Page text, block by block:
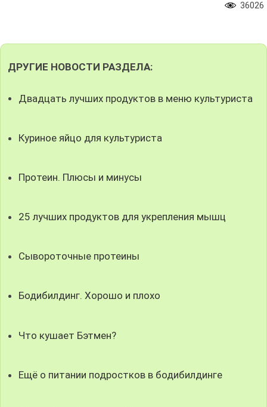
36026
ДРУГИЕ НОВОСТИ РАЗДЕЛА:
Двадцать лучших продуктов в меню культуриста
Куриное яйцо для культуриста
Протеин. Плюсы и минусы
25 лучших продуктов для укрепления мышц
Сывороточные протеины
Бодибилдинг. Хорошо и плохо
Что кушает Бэтмен?
Ещё о питании подростков в бодибилдинге